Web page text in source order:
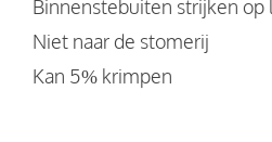
Binnenstebuiten strijken
Niet naar de stomerij
Kan 5% krimpen